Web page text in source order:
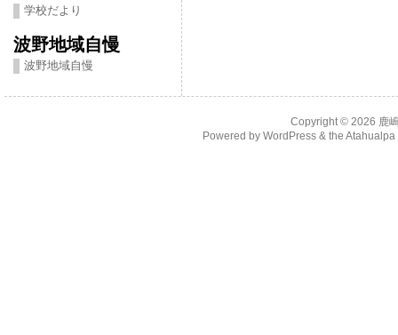
学校だより
波野地域自慢
波野地域自慢
Copyright © 2026 鹿
Powered by WordPress& the Atahualpa